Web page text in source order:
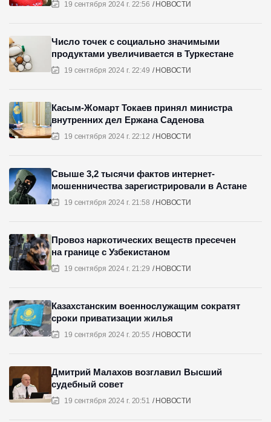
19 сентября 2024 г. 22:56 НОВОСТИ
19 сентября 2024 г. 22:49 НОВОСТИ
Число точек с социально значимыми
продуктами увеличивается в Туркестане
19 сентября 2024 г. 22:12 НОВОСТИ
Касым-Жомарт Токаев принял министра
внутренних дел Ержана Саденова
19 сентября 2024 г. 21:58 НОВОСТИ
Свыше 3,2 тысячи фактов интернет-
мошенничества зарегистрировали в Астане
19 сентября 2024 г. 21:29 НОВОСТИ
Провоз наркотических веществ пресечен
на границе с Узбекистаном
19 сентября 2024 г. 20:55 НОВОСТИ
Казахстанским военнослужащим сократят
сроки приватизации жилья
19 сентября 2024 г. 20:51 НОВОСТИ
Дмитрий Малахов возглавил Высший
судебный совет